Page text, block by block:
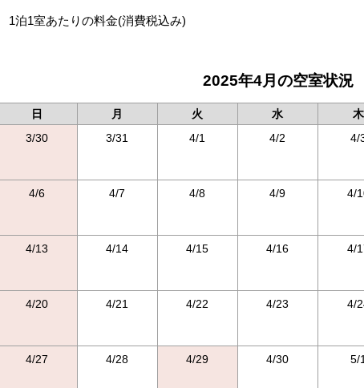
1泊1室あたりの料金(消費税込み)
2025年4月の空室状況
日 月 火 水
木
3/30
3/31 4/1 4/2 4/
4/6 4/7 4/8 4/9 4/
4/13 4/14 4/15 4/16 4/
4/20 4/21 4/22 4/23 4/
4/27 4/28 4/29 4/30 5/